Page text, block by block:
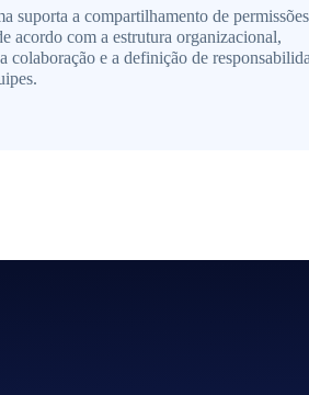
suporta a compartilhamento de
acordo com a estrutura organizacional,
colaboração e a definição de